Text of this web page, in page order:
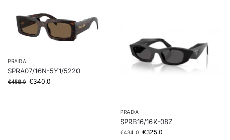
PRADA
SPRA07/16N-5Y1/5220
€458.0 €340.0
PRADA
SPRB16/16K-08Z
€434.0 €325.0